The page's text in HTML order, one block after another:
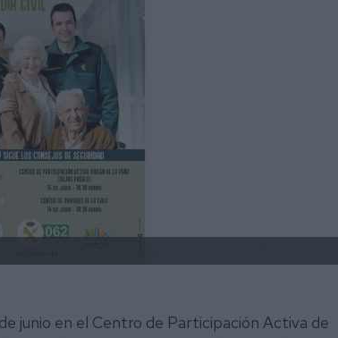
junio en el Centro de Participación Activa de